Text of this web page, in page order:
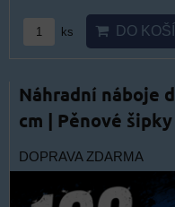
ks DO
Náhradní náboje
cm | Pěnové
DOPRAVA ZDARMA